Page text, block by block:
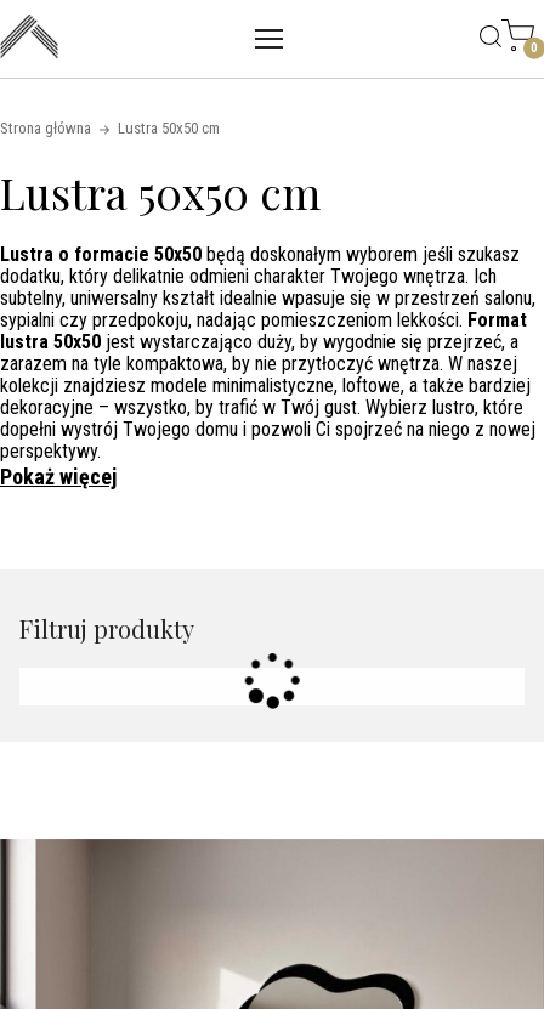
Skip to content
Main mobile navigation
0
Strona główna Lustra 50x50 cm
Lustra 50x50 cm
Lustra o formacie 50x50 będą doskonałym wyborem jeśli szukasz
dodatku, który delikatnie odmieni charakter Twojego wnętrza. Ich
subtelny, uniwersalny kształt idealnie wpasuje się w przestrzeń salonu,
sypialni czy przedpokoju, nadając pomieszczeniom lekkości. Format
lustra 50x50 jest wystarczająco duży, by wygodnie się przejrzeć, a
zarazem na tyle kompaktowa, by nie przytłoczyć wnętrza. W naszej
kolekcji znajdziesz modele minimalistyczne, loftowe, a także bardziej
dekoracyjne – wszystko, by trafić w Twój gust. Wybierz lustro, które
dopełni wystrój Twojego domu i pozwoli Ci spojrzeć na niego z nowej
perspektywy.
Pokaż więcej
Filtruj produkty